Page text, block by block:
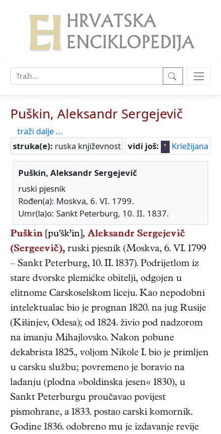
Puškin, Aleksandr Sergejevič
traži dalje ...
struka(e): ruska književnost vidi još: Krležijana
Puškin, Aleksandr Sergejevič
ruski pjesnik
Rođen(a): Moskva, 6. VI. 1799.
Umr(la)o: Sankt Peterburg, 10. II. 1837.
Puškin [pu'šk’in], Aleksandr Sergejevič
(Sergeevič), ruski pjesnik (Moskva, 6. VI. 1799
– Sankt Peterburg, 10. II. 1837). Podrijetlom iz
stare dvorske plemićke obitelji, odgojen u
elitnome Carskoselskom liceju. Kao nepodobni
intelektualac bio je prognan 1820. na jug Rusije
(Kišinjev, Odesa); od 1824. živio pod nadzorom
na imanju Mihajlovsko. Nakon pobune
dekabrista 1825., voljom Nikole I. bio je primljen
u carsku službu; povremeno je boravio na
ladanju (plodna »boldinska jesen« 1830), u
Sankt Peterburgu proučavao povijest
pismohrane, a 1833. postao carski komornik.
Godine 1836. odobreno mu je izdavanje revije